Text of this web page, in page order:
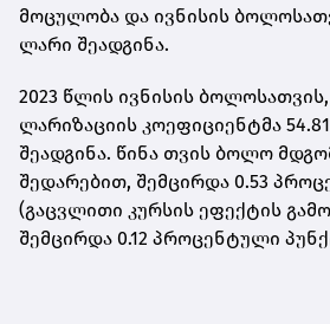
მოცულობა და ივნისის
ლარი შეადგინა.
2023 წლის ივნისის
ლარიზაციის კოეფიციენტმა
შეადგინა. წინა თვის ბოლო
შედარებით, შემცირდა 0.53
(გაცვლითი კურსის ეფექტის
შემცირდა 0.12 პროცენტული